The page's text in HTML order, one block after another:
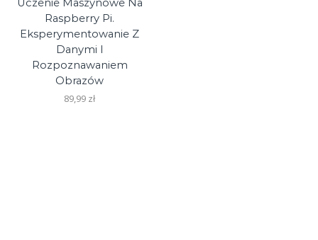
Uczenie Maszynowe Na
Raspberry Pi.
Eksperymentowanie Z
Danymi I
Rozpoznawaniem
Obrazów
89,99 zł